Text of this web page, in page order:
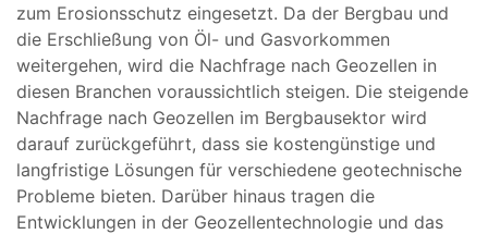
zum Erosionsschutz eingesetzt. Da der Bergbau und
die Erschließung von Öl- und Gasvorkommen
weitergehen, wird die Nachfrage nach Geozellen in
diesen Branchen voraussichtlich steigen. Die steigende
Nachfrage nach Geozellen im Bergbausektor wird
darauf zurückgeführt, dass sie kostengünstige und
langfristige Lösungen für verschiedene geotechnische
Probleme bieten. Darüber hinaus tragen die
Entwicklungen in der Geozellentechnologie und das